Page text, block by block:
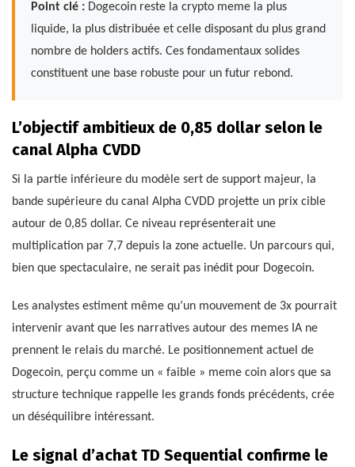
Point clé : Dogecoin reste la crypto meme la plus
liquide, la plus distribuée et celle disposant du plus grand
nombre de holders actifs. Ces fondamentaux solides
constituent une base robuste pour un futur rebond.
L’objectif ambitieux de 0,85 dollar selon le
canal Alpha CVDD
Si la partie inférieure du modèle sert de support majeur, la
bande supérieure du canal Alpha CVDD projette un prix cible
autour de 0,85 dollar. Ce niveau représenterait une
multiplication par 7,7 depuis la zone actuelle. Un parcours qui,
bien que spectaculaire, ne serait pas inédit pour Dogecoin.
Les analystes estiment même qu’un mouvement de 3x pourrait
intervenir avant que les narratives autour des memes IA ne
prennent le relais du marché. Le positionnement actuel de
Dogecoin, perçu comme un « faible » meme coin alors que sa
structure technique rappelle les grands fonds précédents, crée
un déséquilibre intéressant.
Le signal d’achat TD Sequential confirme le